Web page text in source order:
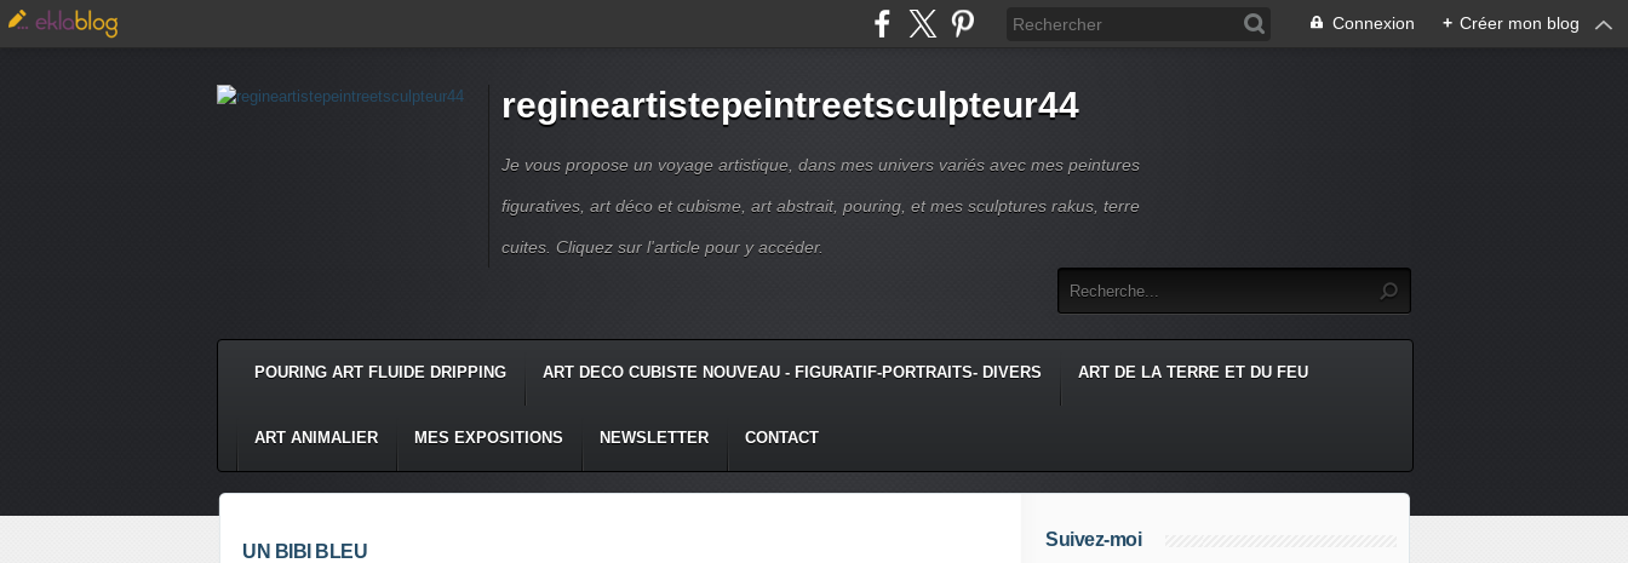
Connexion + Créer mon blog
regineartistepeintreetsculpteur44
Je vous propose un voyage artistique, dans mes univers variés avec mes peintures
figuratives, art déco et cubisme, art abstrait, pouring, et mes sculptures rakus, terre
cuites. Cliquez sur l'article pour y accéder.
POURING ART FLUIDE DRIPPING ART DECO CUBISTE NOUVEAU - FIGURATIF-PORTRAITS- DIVERS ART DE LA TERRE ET DU FEU
ART ANIMALIER MES EXPOSITIONS NEWSLETTER CONTACT
UN BIBI BLEU
Suivez-moi